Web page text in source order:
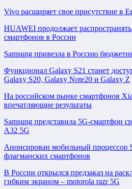
Vivo расширяет свое присутствие в
HUAWEI продолжает
смартфонов в России
Samsung привезла в Россию
Функционал Galaxy S21 станет
Galaxy S20, Galaxy Note20 и Galaxy Z
На российском рынке смартфонов
впечатляющие результаты
Samsung представила 5G-смартфон
A32 5G
Анонсирован мобильный процессор
флагманских смартфонов
В России открылся предзаказ на
гибким экраном – motorola razr 5G